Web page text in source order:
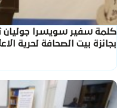
كلمة سفير سويسرا جوليان
بجائزة بيت الصحافة لحرية الاعلام